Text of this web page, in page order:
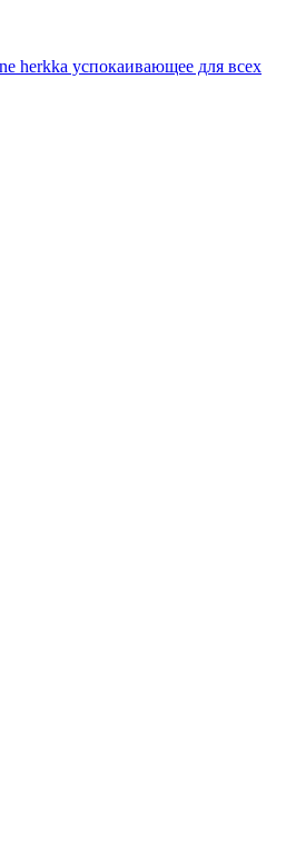
herkka успокаивающее для всех